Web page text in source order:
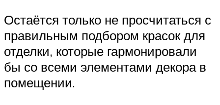
Остаётся только не просчитаться с
правильным подбором красок для
отделки, которые гармонировали
бы со всеми элементами декора в
помещении.